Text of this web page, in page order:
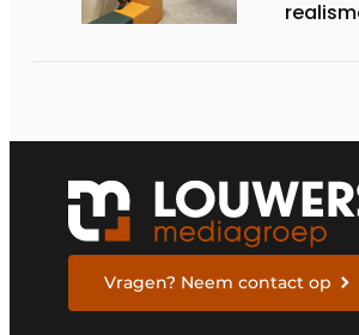
Vragen? Neem contact op